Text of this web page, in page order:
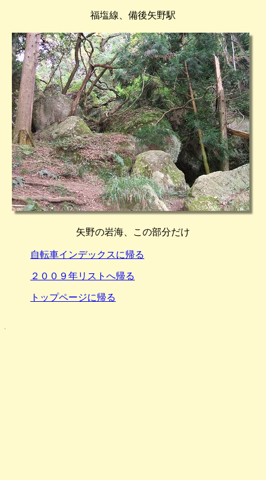
福塩線、備後矢野駅
矢野の岩海、この部分だけ
自転車インデックスに帰る
２００９年リストへ帰る
トップページに帰る